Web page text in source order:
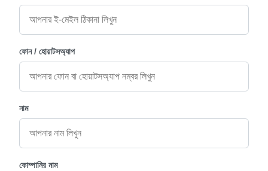
ফোন / হোয়াটসঅ্যাপ
নাম
কোম্পানির নাম